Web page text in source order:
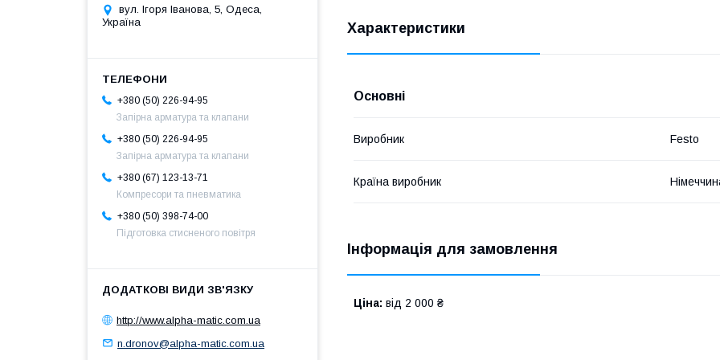
Характеристики
Основні
Виробник Festo
Країна виробник
Інформація для замовлення
Ціна: від 2 000 ₴
вул. Ігоря Іванова, 5, Одеса,
Україна
+380 (50) 226-94-95
Запірна арматура та клапани
+380 (50) 226-94-95
Запірна арматура та клапани
+380 (67) 123-13-71
Компресори та пневматика
+380 (50) 398-74-00
Підготовка стисненого повітря
http://www.alpha-matic.com.ua
n.dronov@alpha-matic.com.ua